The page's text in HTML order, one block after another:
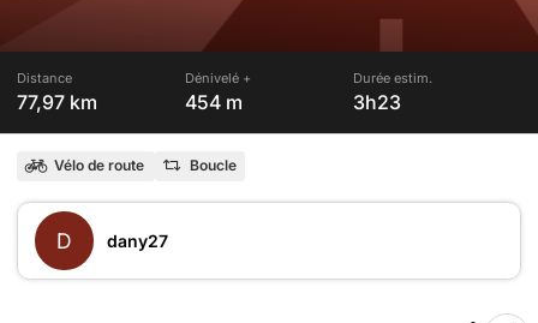
Distance
77,97 km
Dénivelé +
454 m
Durée estim.
3h23
Vélo de route Boucle
D dany27